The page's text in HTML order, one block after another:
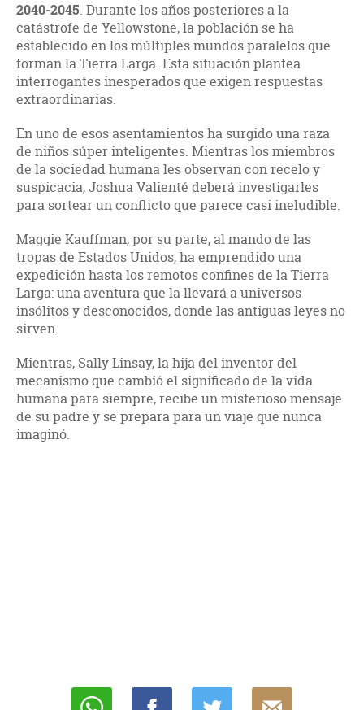
2040-2045. Durante los años posteriores a la
catástrofe de Yellowstone, la población se ha
establecido en los múltiples mundos paralelos que
forman la Tierra Larga. Esta situación plantea
interrogantes inesperados que exigen respuestas
extraordinarias.
En uno de esos asentamientos ha surgido una raza
de niños súper inteligentes. Mientras los miembros
de la sociedad humana les observan con recelo y
suspicacia, Joshua Valienté deberá investigarles
para sortear un conflicto que parece casi ineludible.
Maggie Kauffman, por su parte, al mando de las
tropas de Estados Unidos, ha emprendido una
expedición hasta los remotos confines de la Tierra
Larga: una aventura que la llevará a universos
insólitos y desconocidos, donde las antiguas leyes no
sirven.
Mientras, Sally Linsay, la hija del inventor del
mecanismo que cambió el significado de la vida
humana para siempre, recibe un misterioso mensaje
de su padre y se prepara para un viaje que nunca
imaginó.